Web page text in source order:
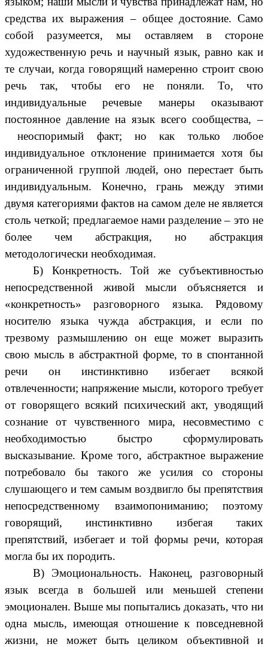
средства их выражения – общее достояние. Само
собой разумеется, мы оставляем в стороне
художественную речь и научный язык, равно как и
те случаи, когда говорящий намеренно строит свою
речь так, чтобы его не поняли. То, что
индивидуальные речевые манеры оказывают
постоянное давление на язык всего сообщества, –
неоспоримый факт; но как только любое
индивидуальное отклонение принимается хотя бы
ограниченной группой людей, оно перестает быть
индивидуальным. Конечно, грань между этими
двумя категориями фактов на самом деле не является
столь четкой; предлагаемое нами разделение – это не
более чем абстракция, но абстракция
методологически необходимая.
Б) Конкретность. Той же субъективностью
непосредственной живой мысли объясняется и
«конкретность» разговорного языка. Рядовому
носителю языка чужда абстракция, и если по
трезвому размышлению он еще может выразить
свою мысль в абстрактной форме, то в спонтанной
речи он инстинктивно избегает всякой
отвлеченности; напряжение мысли, которого требует
от говорящего всякий психический акт, уводящий
сознание от чувственного мира, несовместимо с
необходимостью быстро сформулировать
высказывание. Кроме того, абстрактное выражение
потребовало бы такого же усилия со стороны
слушающего и тем самым воздвигло бы препятствия
непосредственному взаимопониманию; поэтому
говорящий, инстинктивно избегая таких
препятствий, избегает и той формы речи, которая
могла бы их породить.
В) Эмоциональность. Наконец, разговорный
язык всегда в большей или меньшей степени
эмоционален. Выше мы попытались доказать, что ни
одна мысль, имеющая отношение к повседневной
жизни, не может быть целиком объективной и